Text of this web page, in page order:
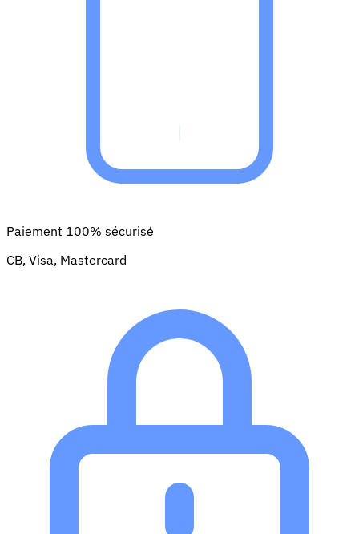
Paiement 100% sécurisé
CB, Visa, Mastercard